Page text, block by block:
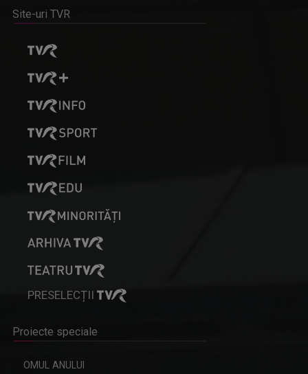
Site-uri TVR
PRESELECȚII
Proiecte speciale
OMUL ANULUI